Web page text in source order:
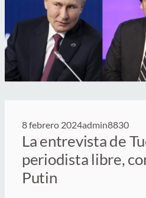
8 febrero 2024admin8830
La entrevista de
periodista libre,
Putin